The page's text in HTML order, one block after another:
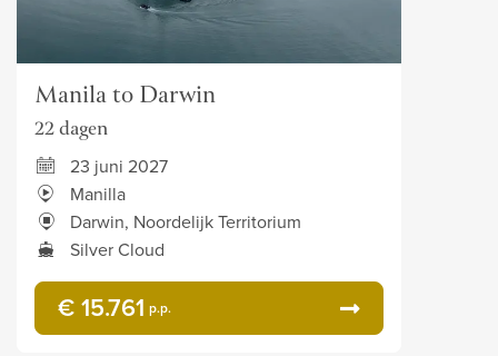
Manila to Darwin
22 dagen
23 juni 2027
Manilla
Darwin, Noordelijk Territorium
Silver Cloud
€ 15.761 p.p.